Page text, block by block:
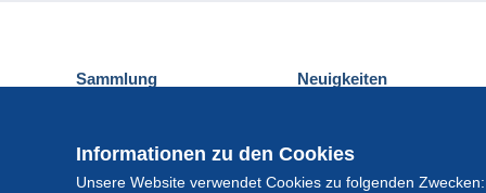
Informationen zu den Cookies
Unsere Website verwendet Cookies zu folgenden
Sammlung
Münzen und Banknoten
Andere Sammlungen
Neuigkeiten